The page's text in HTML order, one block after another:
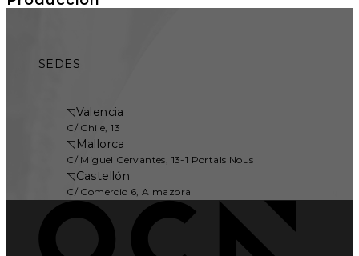
SEDES
◹Valencia
C/ Chile, 13
◹Mallorca
C/ Miguel Cervantes, 13-1 Portals Nous
◹Castellón
C/ Comercio 6, Almazora